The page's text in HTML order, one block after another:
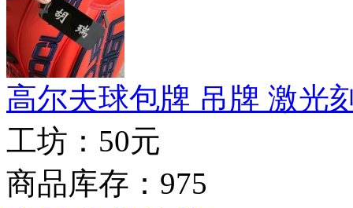
高尔夫球包牌 吊牌 激光
工坊： 50元
商品库存：975